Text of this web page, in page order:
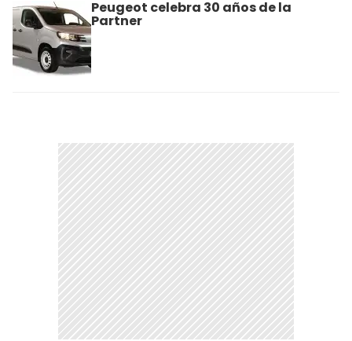
Peugeot celebra 30 años de la
Partner